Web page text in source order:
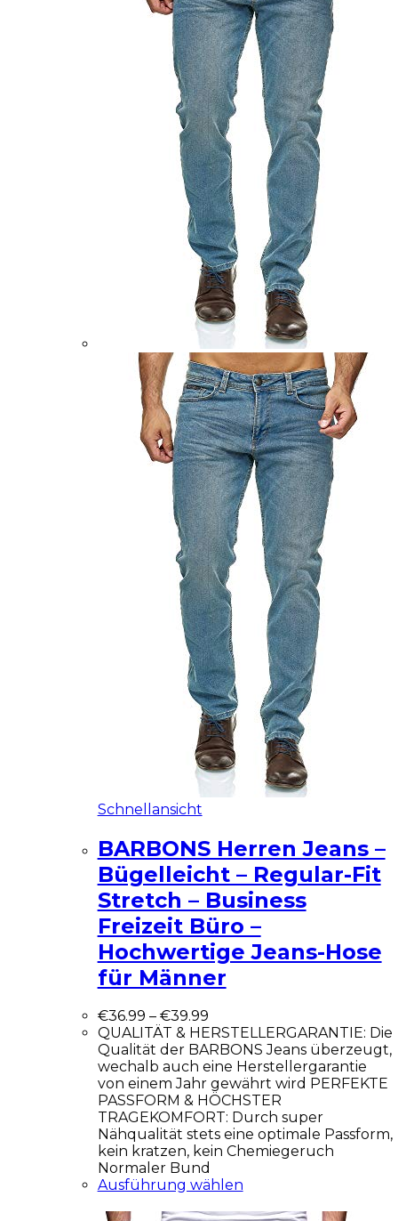
Schnellansicht
BARBONS Herren Jeans –
Bügelleicht – Regular-Fit
Stretch – Business
Freizeit Büro –
Hochwertige Jeans-Hose
für Männer
€36.99 – €39.99
QUALITÄT & HERSTELLERGARANTIE: Die
Qualität der BARBONS Jeans überzeugt,
wechalb auch eine Herstellergarantie
von einem Jahr gewährt wird PERFEKTE
PASSFORM & HÖCHSTER
TRAGEKOMFORT: Durch super
Nähqualität stets eine optimale Passform,
kein kratzen, kein Chemiegeruch
Normaler Bund
Ausführung wählen